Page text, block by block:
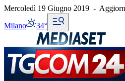
Mercoledì 19 Giugno 2019 -
Milano 34°